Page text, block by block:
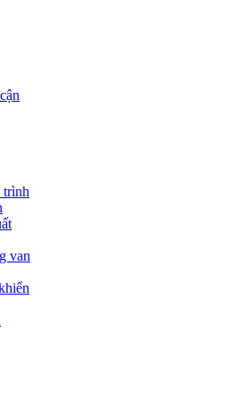
trình
van